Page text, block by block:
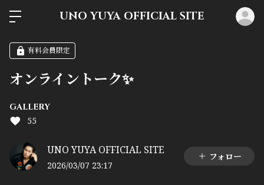
UNO YUYA OFFICIAL SITE
有料会員限定
オンライントーク✨
GALLERY
55
UNO YUYA OFFICIAL SITE
2026/03/07 23:17
フォロー